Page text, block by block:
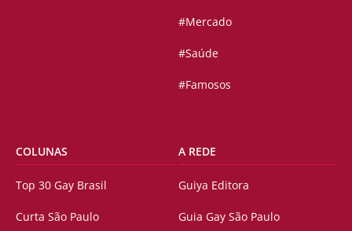
#Mercado
#Saúde
#Famosos
COLUNAS
Top 30 Gay Brasil
Curta São Paulo
A REDE
Guiya Editora
Guia Gay São Paulo